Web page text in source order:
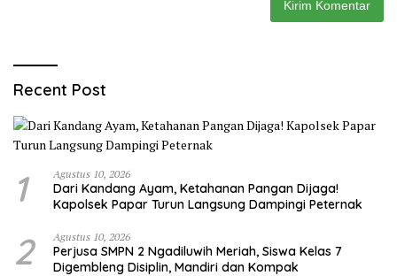
Recent Post
1 Agustus 10, 2026
Dari Kandang Ayam, Ketahanan Pangan Dijaga!
Kapolsek Papar Turun Langsung Dampingi Peternak
2 Agustus 10, 2026
Perjusa SMPN 2 Ngadiluwih Meriah, Siswa Kelas 7
Digembleng Disiplin, Mandiri dan Kompak